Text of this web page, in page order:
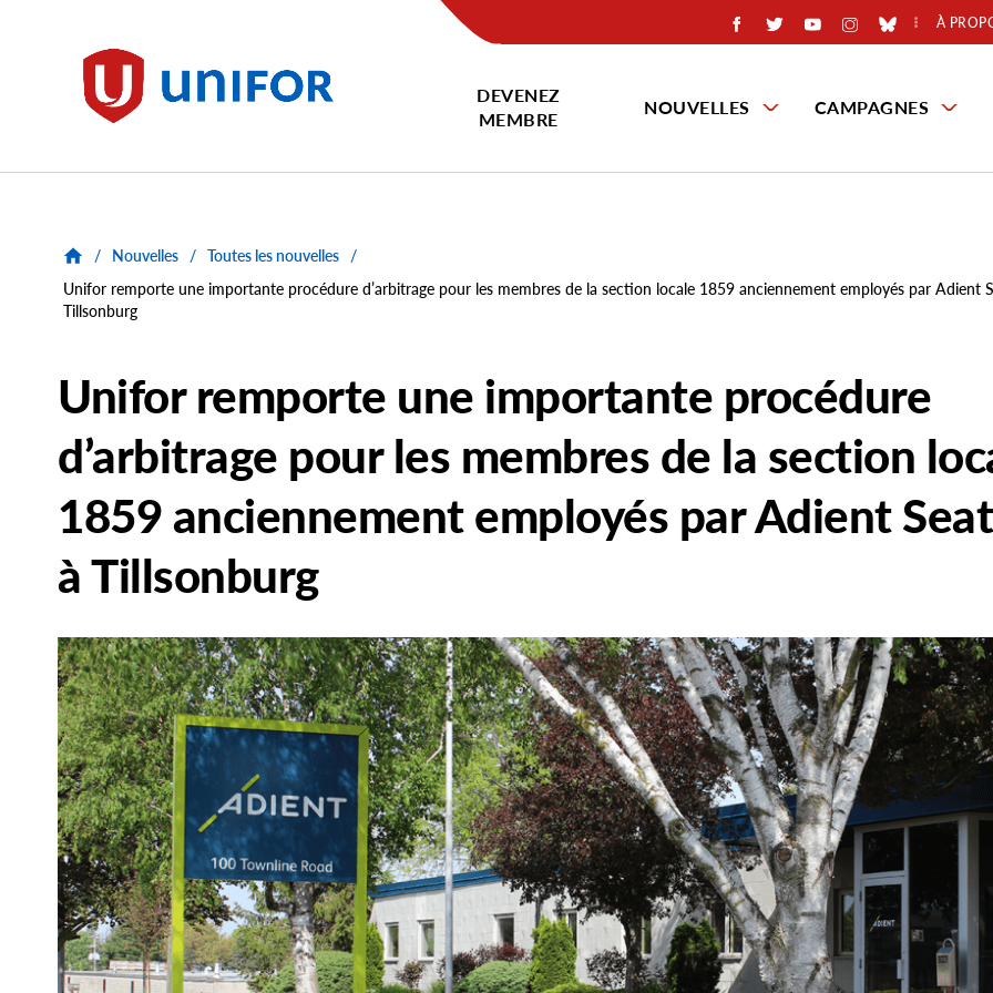
Unifor
À
DEVENEZ
MEMBRE
NOUVELLES CAMPAGNES
/ Nouvelles / Toutes les nouvelles
/
Unifor remporte une importante procédure d’arbitrage pour les membres de la section locale 1859 anciennement employés par Adient
Tillsonburg
Unifor remporte une importante procédure
d’arbitrage pour les membres de la section
1859 anciennement employés par Adient
à Tillsonburg
Main
Image
Image